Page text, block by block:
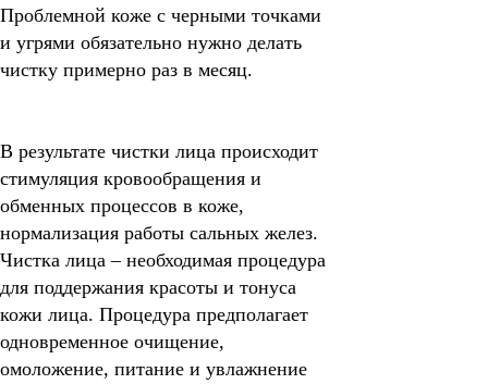
Проблемной коже с черными точками
и угрями обязательно нужно делать
чистку примерно раз в месяц.
В результате чистки лица происходит
стимуляция кровообращения и
обменных процессов в коже,
нормализация работы сальных желез.
Чистка лица – необходимая процедура
для поддержания красоты и тонуса
кожи лица. Процедура предполагает
одновременное очищение,
омоложение, питание и увлажнение